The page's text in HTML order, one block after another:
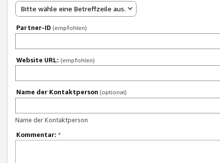
Bitte wähle eine Betreffzeile aus.
Partner-ID (empfohlen)
Website URL: (empfohlen)
Name der Kontaktperson (optional)
Name der Kontaktperson
Kommentar: *